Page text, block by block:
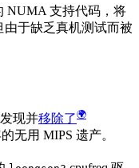
NUMA 支持代码，将
于缺乏真机测试而被
现并移除了
无用 MIPS 遗产。